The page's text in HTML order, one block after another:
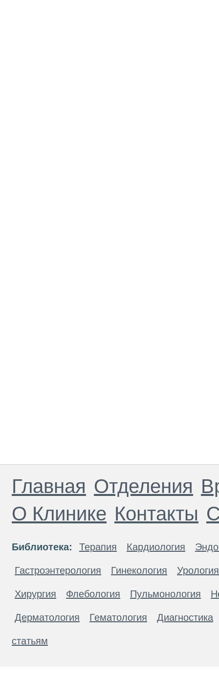
Главная Отделения
О Клинике Контакты
Библиотека: Терапия Кардиология
Гастроэнтерология Гинекология Урология
Хирургия Флебология Пульмонология
Дерматология Гематология Диагностика
статьям